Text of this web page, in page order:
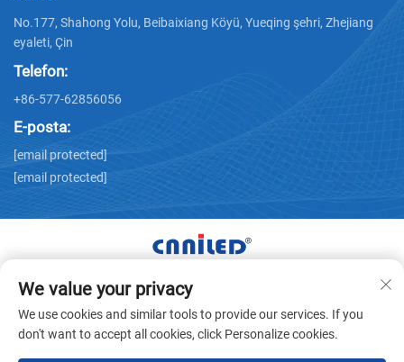
No.177, Shahong Yolu, Beibaixiang Köyü, Yueqing şehri, Zhejiang
eyaleti, Çin
Telefon:
+86-577-62856056
E-posta:
[email protected]
[email protected]
Tüm Hakları Zhejiang Nailide Power Technology Co.,Ltd.
Şirketine Aittir © -Gizlilik politikası
We value your privacy
We use cookies and similar tools to provide our services. If you
don't want to accept all cookies, click Personalize cookies.